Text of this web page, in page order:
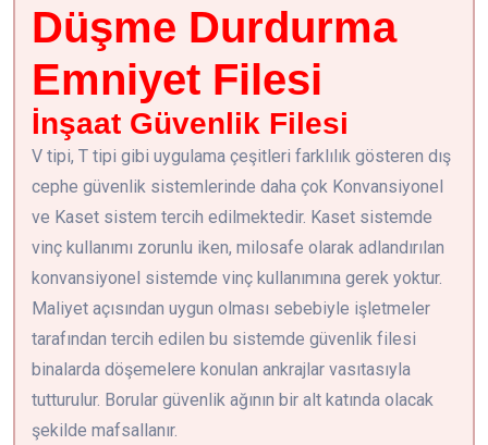
Düşme Durdurma
Emniyet Filesi
İnşaat Güvenlik Filesi
V tipi, T tipi gibi uygulama çeşitleri farklılık gösteren dış
cephe güvenlik sistemlerinde daha çok Konvansiyonel
ve Kaset sistem tercih edilmektedir. Kaset sistemde
vinç kullanımı zorunlu iken, milosafe olarak adlandırılan
konvansiyonel sistemde vinç kullanımına gerek yoktur.
Maliyet açısından uygun olması sebebiyle işletmeler
tarafından tercih edilen bu sistemde güvenlik filesi
binalarda döşemelere konulan ankrajlar vasıtasıyla
tutturulur. Borular güvenlik ağının bir alt katında olacak
şekilde mafsallanır.